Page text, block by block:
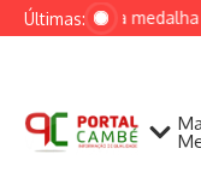
Ir para o conteúdo
Últimas:Primeira medalha